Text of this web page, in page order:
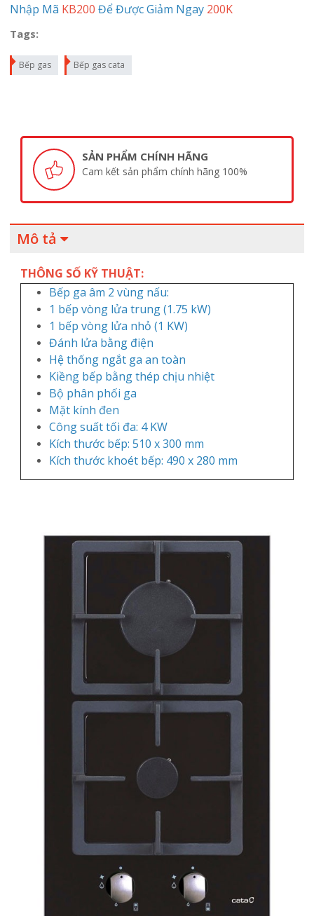
Nhập Mã KB200 Để Được Giảm Ngay200K
Tags:
Bếp gas Bếp gas cata
SẢN PHẨM CHÍNH HÃNG
Cam kết sản phẩm chính hãng 100%
Mô tả
THÔNG SỐ KỸ THUẬT:
Bếp ga âm 2 vùng nấu:
1 bếp vòng lửa trung (1.75 kW)
1 bếp vòng lửa nhỏ (1 KW)
Đánh lửa bằng điện
Hệ thống ngắt ga an toàn
Kiềng bếp bằng thép chịu nhiệt
Bộ phân phối ga
Mặt kính đen
Công suất tối đa: 4 KW
Kích thước bếp: 510 x 300 mm
Kích thước khoét bếp: 490 x 280 mm